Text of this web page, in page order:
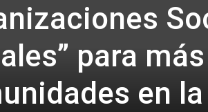
para
en